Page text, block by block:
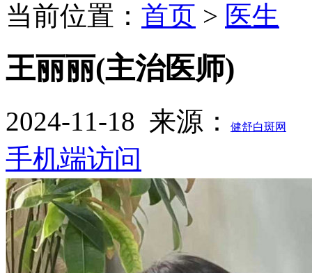
当前位置： 首页 > 医生
王丽丽(主治医师)
2024-11-18 来源： 健舒白斑网
手机端访问